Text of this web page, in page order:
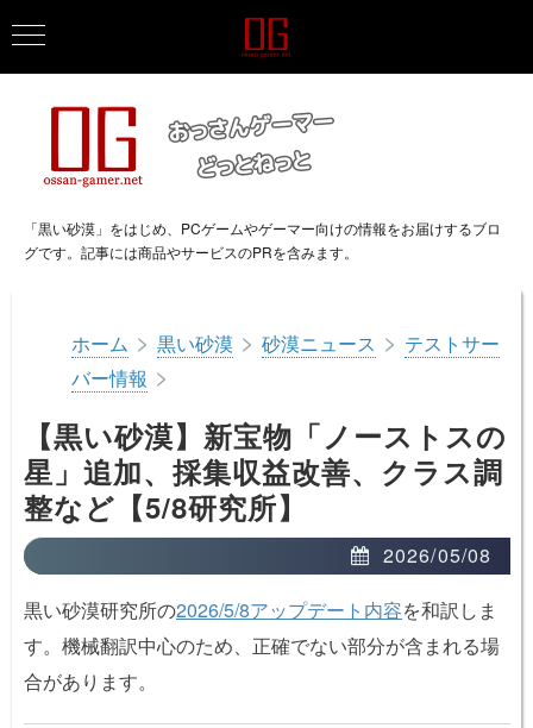
「黒い砂漠」をはじめ、PCゲームやゲーマー向けの情報をお届けするブロ
グです。記事には商品やサービスのPRを含みます。
ホーム > 黒い砂漠 > 砂漠ニュース > テストサー
バー情報 >
【黒い砂漠】新宝物「ノーストスの
星」追加、採集収益改善、クラス調
整など【5/8研究所】
2026/05/08
黒い砂漠研究所の2026/5/8アップデート内容を和訳しま
す。機械翻訳中心のため、正確でない部分が含まれる場
合があります。